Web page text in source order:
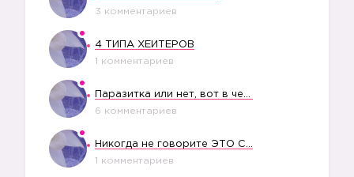
3 комментариев
4 ТИПА ХЕЙТЕРОВ
1 комментариев
6 комментариев
1 комментариев